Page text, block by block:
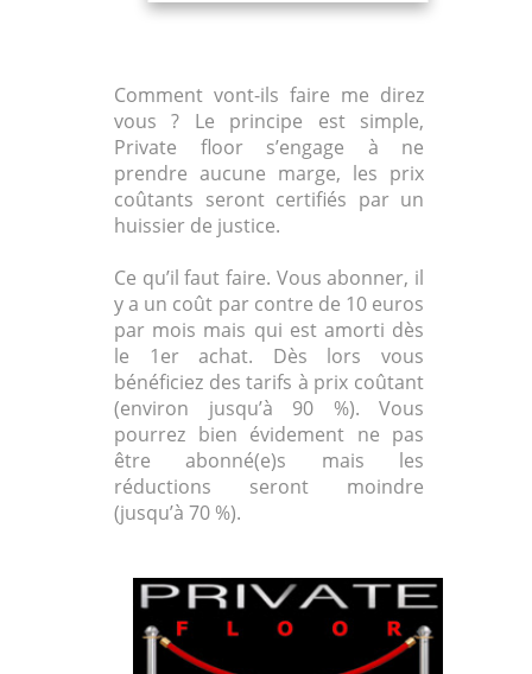
Comment vont-ils faire me direz
vous ? Le principe est simple,
Private floor s’engage à ne
prendre aucune marge, les prix
coûtants seront certifiés par un
huissier de justice.
Ce qu’il faut faire. Vous abonner, il
y a un coût par contre de 10 euros
par mois mais qui est amorti dès
le 1er achat. Dès lors vous
bénéficiez des tarifs à prix coûtant
(environ jusqu’à 90 %). Vous
pourrez bien évidement ne pas
être abonné(e)s mais les
réductions seront moindre
(jusqu’à 70 %).